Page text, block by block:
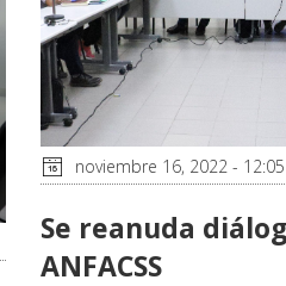
noviembre 16, 2022 -
Se reanuda
ANFACSS